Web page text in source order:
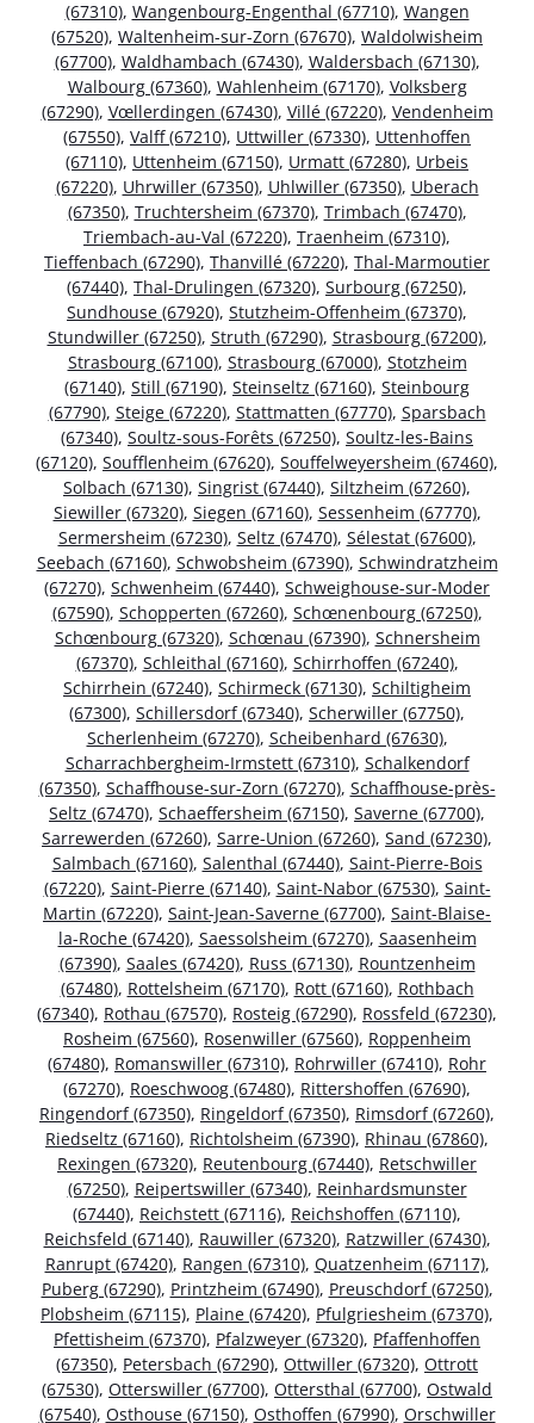
(67310), Wangenbourg-Engenthal (67710), Wangen
(67520), Waltenheim-sur-Zorn (67670), Waldolwisheim
(67700), Waldhambach (67430), Waldersbach (67130),
Walbourg (67360), Wahlenheim (67170), Volksberg
(67290), Vœllerdingen (67430), Villé (67220), Vendenheim
(67550), Valff (67210), Uttwiller (67330), Uttenhoffen
(67110), Uttenheim (67150), Urmatt (67280), Urbeis
(67220), Uhrwiller (67350), Uhlwiller (67350), Uberach
(67350), Truchtersheim (67370), Trimbach (67470),
Triembach-au-Val (67220), Traenheim (67310),
Tieffenbach (67290), Thanvillé (67220), Thal-Marmoutier
(67440), Thal-Drulingen (67320), Surbourg (67250),
Sundhouse (67920), Stutzheim-Offenheim (67370),
Stundwiller (67250), Struth (67290), Strasbourg (67200),
Strasbourg (67100), Strasbourg (67000), Stotzheim
(67140), Still (67190), Steinseltz (67160), Steinbourg
(67790), Steige (67220), Stattmatten (67770), Sparsbach
(67340), Soultz-sous-Forêts (67250), Soultz-les-Bains
(67120), Soufflenheim (67620), Souffelweyersheim (67460),
Solbach (67130), Singrist (67440), Siltzheim (67260),
Siewiller (67320), Siegen (67160), Sessenheim (67770),
Sermersheim (67230), Seltz (67470), Sélestat (67600),
Seebach (67160), Schwobsheim (67390), Schwindratzheim
(67270), Schwenheim (67440), Schweighouse-sur-Moder
(67590), Schopperten (67260), Schœnenbourg (67250),
Schœnbourg (67320), Schœnau (67390), Schnersheim
(67370), Schleithal (67160), Schirrhoffen (67240),
Schirrhein (67240), Schirmeck (67130), Schiltigheim
(67300), Schillersdorf (67340), Scherwiller (67750),
Scherlenheim (67270), Scheibenhard (67630),
Scharrachbergheim-Irmstett (67310), Schalkendorf
(67350), Schaffhouse-sur-Zorn (67270), Schaffhouse-près-
Seltz (67470), Schaeffersheim (67150), Saverne (67700),
Sarrewerden (67260), Sarre-Union (67260), Sand (67230),
Salmbach (67160), Salenthal (67440), Saint-Pierre-Bois
(67220), Saint-Pierre (67140), Saint-Nabor (67530), Saint-
Martin (67220), Saint-Jean-Saverne (67700), Saint-Blaise-
la-Roche (67420), Saessolsheim (67270), Saasenheim
(67390), Saales (67420), Russ (67130), Rountzenheim
(67480), Rottelsheim (67170), Rott (67160), Rothbach
(67340), Rothau (67570), Rosteig (67290), Rossfeld (67230),
Rosheim (67560), Rosenwiller (67560), Roppenheim
(67480), Romanswiller (67310), Rohrwiller (67410), Rohr
(67270), Roeschwoog (67480), Rittershoffen (67690),
Ringendorf (67350), Ringeldorf (67350), Rimsdorf (67260),
Riedseltz (67160), Richtolsheim (67390), Rhinau (67860),
Rexingen (67320), Reutenbourg (67440), Retschwiller
(67250), Reipertswiller (67340), Reinhardsmunster
(67440), Reichstett (67116), Reichshoffen (67110),
Reichsfeld (67140), Rauwiller (67320), Ratzwiller (67430),
Ranrupt (67420), Rangen (67310), Quatzenheim (67117),
Puberg (67290), Printzheim (67490), Preuschdorf (67250),
Plobsheim (67115), Plaine (67420), Pfulgriesheim (67370),
Pfettisheim (67370), Pfalzweyer (67320), Pfaffenhoffen
(67350), Petersbach (67290), Ottwiller (67320), Ottrott
(67530), Otterswiller (67700), Ottersthal (67700), Ostwald
(67540), Osthouse (67150), Osthoffen (67990), Orschwiller